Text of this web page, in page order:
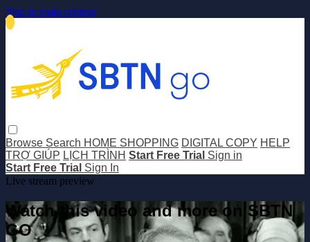
Skip to main content
Browse Search HOME SHOPPING DIGITAL COPY HELP
TRỢ GIÚP LỊCH TRÌNH Start Free Trial Sign in
Start Free Trial Sign In
Live stream preview
Watch this video and more on SBTN
GO